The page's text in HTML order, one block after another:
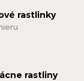
rastlinky
rastliny